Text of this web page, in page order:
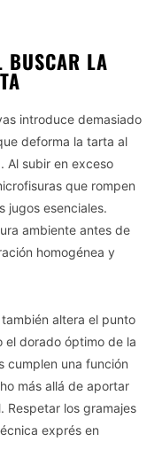
BUSCAR LA
introduce demasiado
deforma la tarta al
Al subir en exceso
que rompen
jugos esenciales.
ambiente antes de
homogénea y
altera el punto
el dorado óptimo de la
cumplen una función
más allá de aportar
Respetar los gramajes
exprés en